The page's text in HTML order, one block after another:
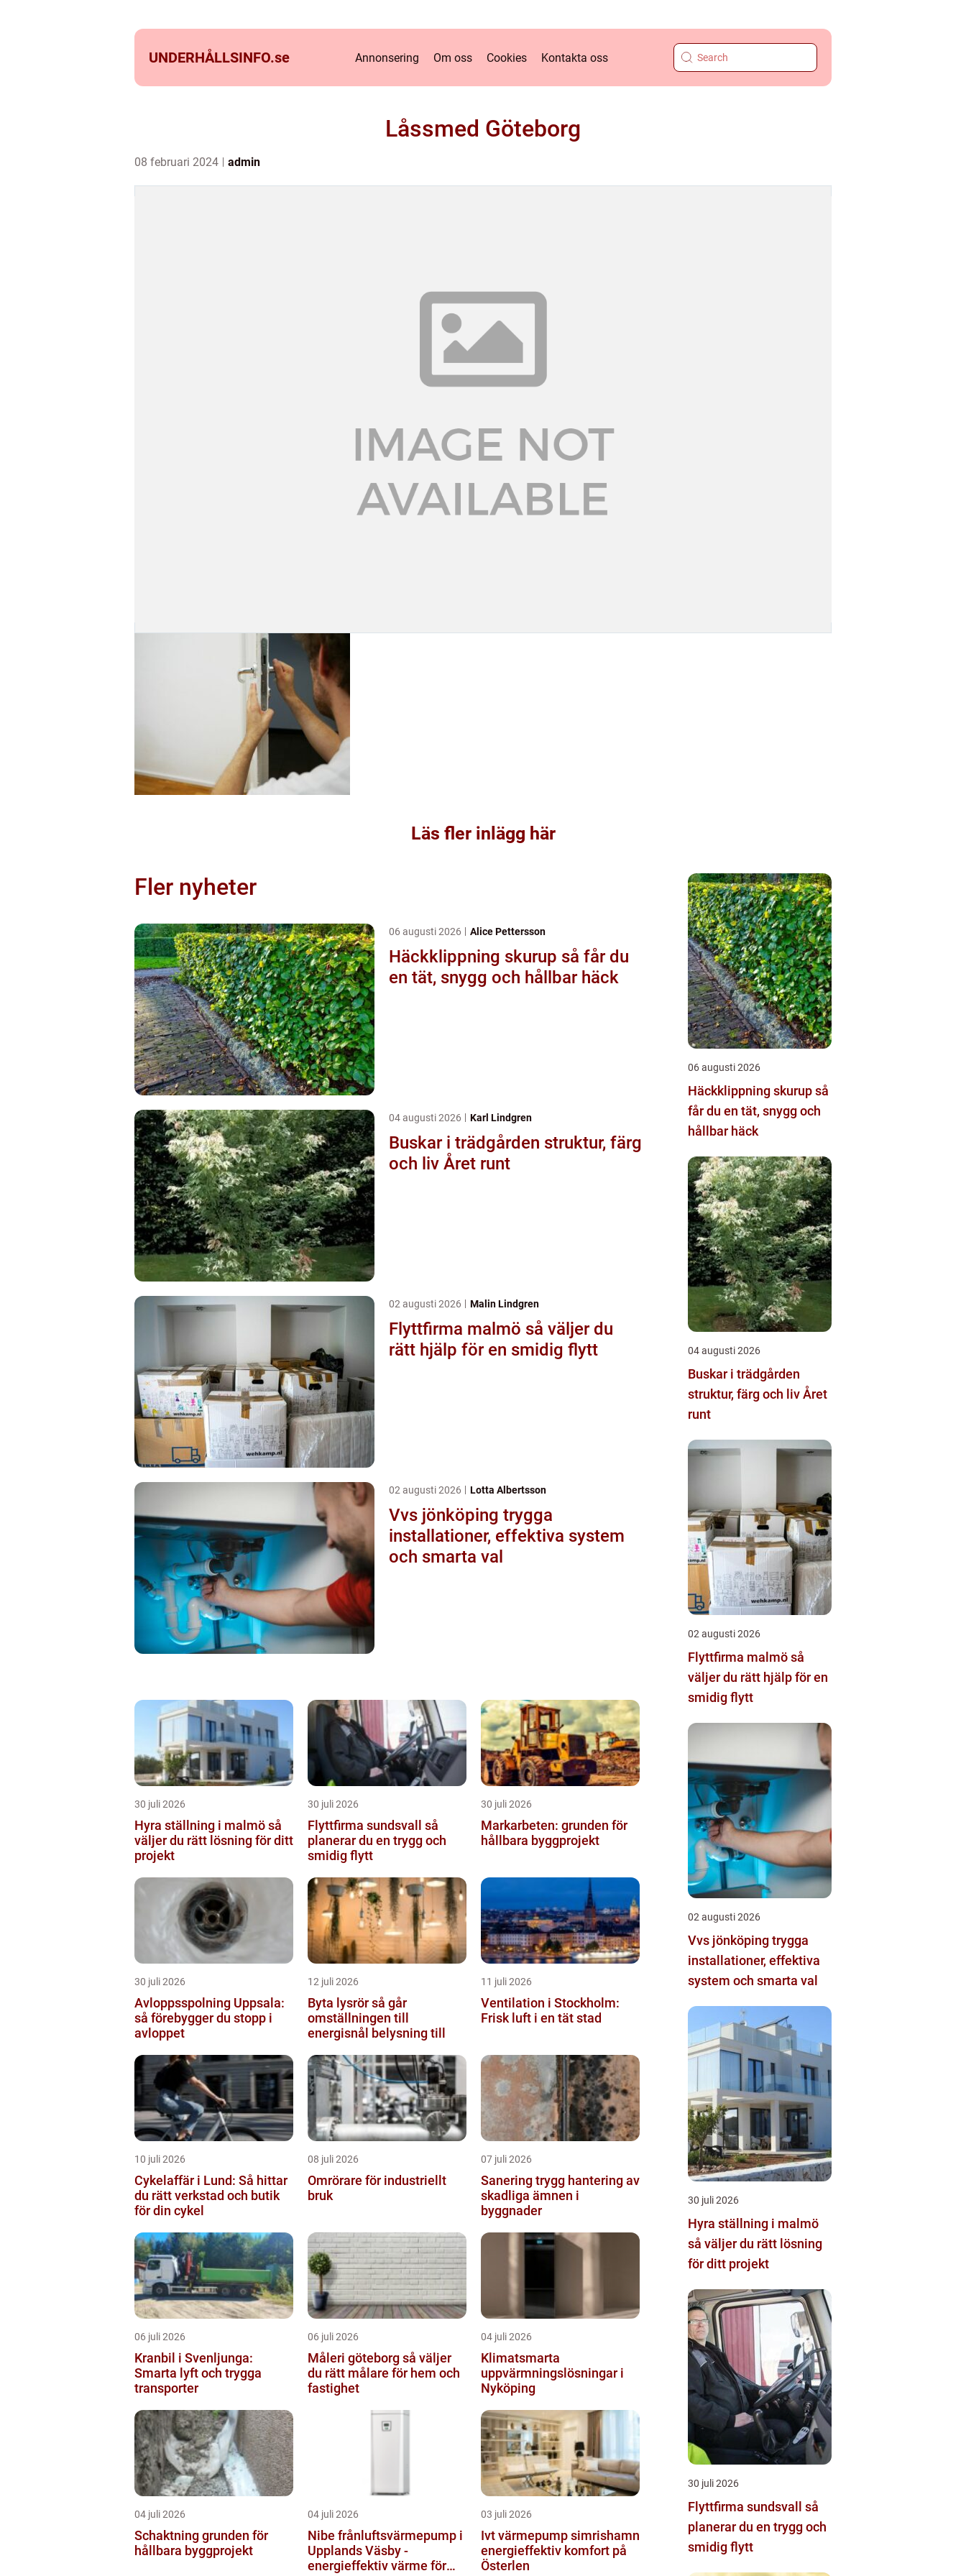
UNDERHÅLLSINFO.se Annonsering Om oss Cookies Kontakta oss
Låssmed Göteborg
08 februari 2024 admin
Läs fler inlägg här
Fler nyheter
06 augusti 2026 Alice Pettersson
Häckklippning skurup så får du
en tät, snygg och hållbar häck
04 augusti 2026 Karl Lindgren
Buskar i trädgården struktur, färg
och liv Året runt
02 augusti 2026 Malin Lindgren
Flyttfirma malmö så väljer du
rätt hjälp för en smidig flytt
02 augusti 2026 Lotta Albertsson
Vvs jönköping trygga
installationer, effektiva system
och smarta val
30 juli 2026
Hyra ställning i malmö så
väljer du rätt lösning för ditt
projekt
30 juli 2026
Flyttfirma sundsvall så
planerar du en trygg och
smidig flytt
30 juli 2026
Markarbeten: grunden för
hållbara byggprojekt
30 juli 2026
Avloppsspolning Uppsala:
så förebygger du stopp i
avloppet
12 juli 2026
Byta lysrör så går
omställningen till
energisnål belysning till
11 juli 2026
Ventilation i Stockholm:
Frisk luft i en tät stad
10 juli 2026
Cykelaffär i Lund: Så hittar
du rätt verkstad och butik
för din cykel
08 juli 2026
Omrörare för industriellt
bruk
07 juli 2026
Sanering trygg hantering av
skadliga ämnen i
byggnader
06 juli 2026
Kranbil i Svenljunga:
Smarta lyft och trygga
transporter
06 juli 2026
Måleri göteborg så väljer
du rätt målare för hem och
fastighet
04 juli 2026
Klimatsmarta
uppvärmningslösningar i
Nyköping
04 juli 2026
Schaktning grunden för
hållbara byggprojekt
04 juli 2026
Nibe frånluftsvärmepump i
Upplands Väsby -
energieffektiv värme för
03 juli 2026
Ivt värmepump simrishamn
energieffektiv komfort på
Österlen
06 augusti 2026
Häckklippning skurup så
får du en tät, snygg och
hållbar häck
04 augusti 2026
Buskar i trädgården
struktur, färg och liv Året
runt
02 augusti 2026
Flyttfirma malmö så
väljer du rätt hjälp för en
smidig flytt
02 augusti 2026
Vvs jönköping trygga
installationer, effektiva
system och smarta val
30 juli 2026
Hyra ställning i malmö
så väljer du rätt lösning
för ditt projekt
30 juli 2026
Flyttfirma sundsvall så
planerar du en trygg och
smidig flytt